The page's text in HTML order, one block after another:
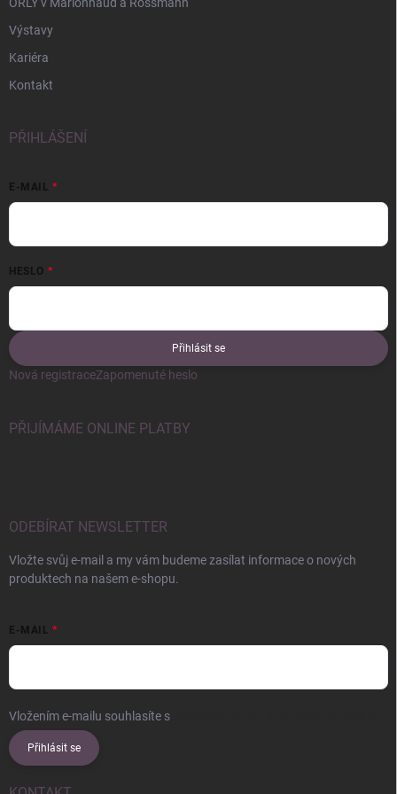
Výstavy
Kariéra
Kontakt
PŘIHLÁŠENÍ
E-MAIL
HESLO
Přihlásit se
Nová registraceZapomenuté heslo
PŘIJÍMÁME ONLINE PLATBY
ODEBÍRAT NEWSLETTER
Vložte svůj e-mail a my vám budeme zasílat informace o nových
produktech na našem e-shopu.
E-MAIL
Vložením e-mailu souhlasíte s
Přihlásit se